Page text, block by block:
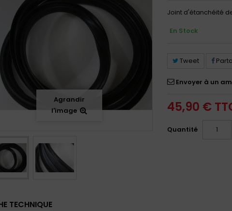
Agrandir
l'image
Joint d'étanchéité de
En Stock
Tweet
Envoyer à un
45,90 €
Quantité
TECHNIQUE